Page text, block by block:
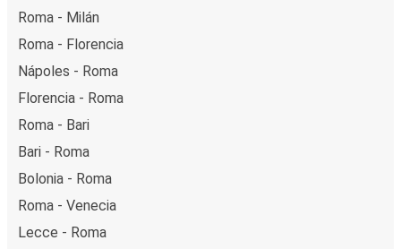
Roma - Milán
Roma - Florencia
Nápoles - Roma
Florencia - Roma
Roma - Bari
Bari - Roma
Bolonia - Roma
Roma - Venecia
Lecce - Roma